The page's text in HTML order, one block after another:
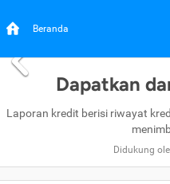
Beranda
Dapatkan
Laporan kredit berisi riwayat
Didukung